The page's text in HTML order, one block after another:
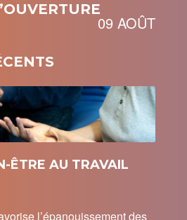
09 AOÛT
ÊTRE AU TRAVAIL
l’épanouissement des